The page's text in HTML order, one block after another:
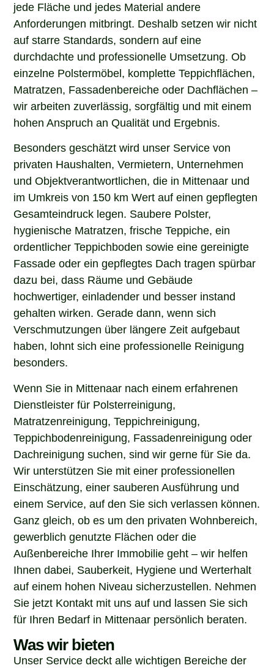
jede Fläche und jedes Material andere
Anforderungen mitbringt. Deshalb setzen wir nicht
auf starre Standards, sondern auf eine
durchdachte und professionelle Umsetzung. Ob
einzelne Polstermöbel, komplette Teppichflächen,
Matratzen, Fassadenbereiche oder Dachflächen –
wir arbeiten zuverlässig, sorgfältig und mit einem
hohen Anspruch an Qualität und Ergebnis.
Besonders geschätzt wird unser Service von
privaten Haushalten, Vermietern, Unternehmen
und Objektverantwortlichen, die in Mittenaar und
im Umkreis von 150 km Wert auf einen gepflegten
Gesamteindruck legen. Saubere Polster,
hygienische Matratzen, frische Teppiche, ein
ordentlicher Teppichboden sowie eine gereinigte
Fassade oder ein gepflegtes Dach tragen spürbar
dazu bei, dass Räume und Gebäude
hochwertiger, einladender und besser instand
gehalten wirken. Gerade dann, wenn sich
Verschmutzungen über längere Zeit aufgebaut
haben, lohnt sich eine professionelle Reinigung
besonders.
Wenn Sie in Mittenaar nach einem erfahrenen
Dienstleister für Polsterreinigung,
Matratzenreinigung, Teppichreinigung,
Teppichbodenreinigung, Fassadenreinigung oder
Dachreinigung suchen, sind wir gerne für Sie da.
Wir unterstützen Sie mit einer professionellen
Einschätzung, einer sauberen Ausführung und
einem Service, auf den Sie sich verlassen können.
Ganz gleich, ob es um den privaten Wohnbereich,
gewerblich genutzte Flächen oder die
Außenbereiche Ihrer Immobilie geht – wir helfen
Ihnen dabei, Sauberkeit, Hygiene und Werterhalt
auf einem hohen Niveau sicherzustellen. Nehmen
Sie jetzt Kontakt mit uns auf und lassen Sie sich
für Ihren Bedarf in Mittenaar persönlich beraten.
Was wir bieten
Unser Service deckt alle wichtigen Bereiche der